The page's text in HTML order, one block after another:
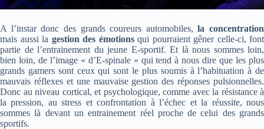
A l’instar donc des grands coureurs automobiles,la concentration
mais aussi la gestion des émotions qui pourraient gêner celle-ci, font
partie de l’entrainement du jeune E-sportif. Et là nous sommes loin,
bien loin, de l’image « d’E-spinale » qui tend à nous dire que les plus
grands gamers sont ceux qui sont le plus soumis à l’habituation à de
mauvais réflexes et une mauvaise gestion des réponses pulsionnelles.
Donc au niveau cortical, et psychologique, comme avec la résistance à
la pression, au stress et confrontation à l’échec et la réussite, nous
sommes là devant un entrainement réel proche de celui des grands
sportifs.